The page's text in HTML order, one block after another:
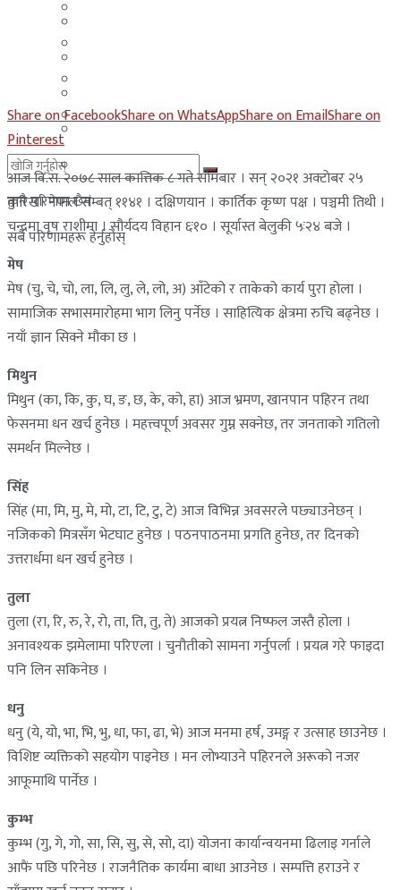
साउदी अरब
कुनै परिणाम छैन
सबै परिणामहरू हेर्नुहोस्
Share on FacebookShare on WhatsAppShare on EmailShare on
Pinterest
आज वि.स. २०७८ साल कात्तिक ८ गते साेमबार । सन् २०२१ अक्टाेबर २५
तारिख। नेपाल संम्बत् ११४१ । दक्षिणयान । कार्तिक कृष्ण पक्ष । पञ्चमी तिथी ।
चन्द्रमा वृष राशीमा । सौर्यदय विहान ६ः१० । सूर्यास्त बेलुकी ५ः२४ बजे ।
मेष
मेष (चु, चे, चो, ला, लि, लु, ले, लो, अ) आँटेको र ताकेको कार्य पुरा होला ।
सामाजिक सभासमारोहमा भाग लिनु पर्नेछ । साहित्यिक क्षेत्रमा रुचि बढ्नेछ ।
नयाँ ज्ञान सिक्ने मौका छ ।
मिथुन
मिथुन (का, कि, कु, घ, ङ, छ, के, को, हा) आज भ्रमण, खानपान पहिरन तथा
फेसनमा धन खर्च हुनेछ । महत्त्वपूर्ण अवसर गुम्न सक्नेछ, तर जनताको गतिलो
समर्थन मिल्नेछ ।
सिंह
सिंह (मा, मि, मु, मे, मो, टा, टि, टु, टे) आज विभिन्न अवसरले पछ्याउनेछन् ।
नजिकको मित्रसँग भेटघाट हुनेछ । पठनपाठनमा प्रगति हुनेछ, तर दिनको
उत्तरार्धमा धन खर्च हुनेछ ।
तुला
तुला (रा, रि, रु, रे, रो, ता, ति, तु, ते) आजको प्रयत्न निष्फल जस्तै होला ।
अनावश्यक झमेलामा परिएला । चुनौतीको सामना गर्नुपर्ला । प्रयत्न गरे फाइदा
पनि लिन सकिनेछ ।
धनु
धनु (ये, यो, भा, भि, भु, धा, फा, ढा, भे) आज मनमा हर्ष, उमङ्ग र उत्साह छाउनेछ ।
विशिष्ट व्यक्तिको सहयोग पाइनेछ । मन लोभ्याउने पहिरनले अरूको नजर
आफूमाथि पार्नेछ ।
कुम्भ
कुम्भ (गु, गे, गो, सा, सि, सु, से, सो, दा) योजना कार्यान्वयनमा ढिलाइ गर्नाले
आफैं पछि परिनेछ । राजनैतिक कार्यमा बाधा आउनेछ । सम्पत्ति हराउने र